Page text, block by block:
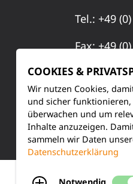
Tel.: +49
Fax: +49
IMPRESSUM
COOKIES &
Wir nutzen Cookies,
und sicher
überwachen und um
Inhalte anzuzeigen.
sammeln wir Daten
Datenschutzerklärung
Notwendig